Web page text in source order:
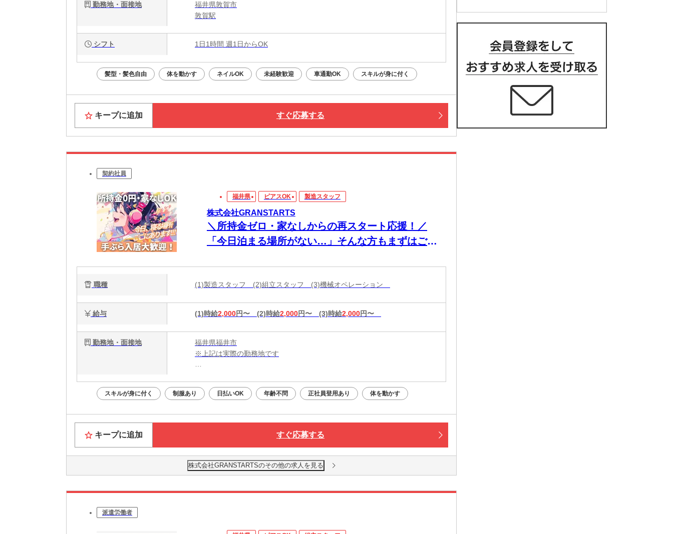
勤務地・面接地
福井県敦賀市
敦賀駅
シフト 1日1時間 週1日からOK
髪型・髪色自由 体を動かす ネイルOK 未経験歓迎 車通勤OK スキルが身に付く
キープに追加 すぐ応募する
契約社員
福井県 ピアスOK 製造スタッフ
株式会社GRANSTARTS
＼所持金ゼロ・家なしからの再スタート応援！／
「今日泊まる場所がない…」そんな方もまずはご相
能◎働く場所も
職種 (1)製造スタッフ (2)組立スタッフ (3)機械オペレーション
給与 (1)時給2,000円〜 (2)時給2,000円〜 (3)時給2,000円〜
勤務地・面接地
福井県福井市
※上記は実際の勤務地です
Web面接・電話面接・対面面接から、ご希望の方法を選べます◎
スキルが身に付く 制服あり 日払いOK 年齢不問 正社員登用あり 体を動かす
キープに追加 すぐ応募する
株式会社GRANSTARTSのその他の求人を見る
派遣労働者